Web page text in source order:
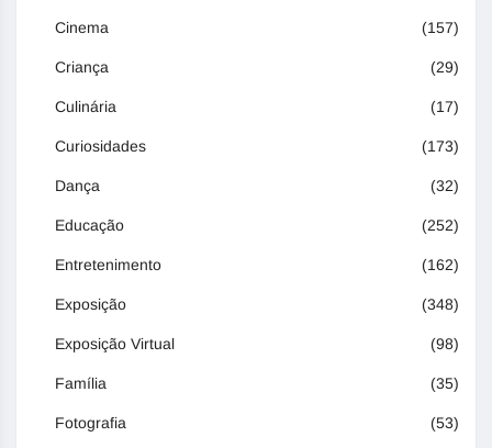
Cinema (157)
Criança (29)
Culinária (17)
Curiosidades (173)
Dança (32)
Educação (252)
Entretenimento (162)
Exposição (348)
Exposição Virtual (98)
Família (35)
Fotografia (53)